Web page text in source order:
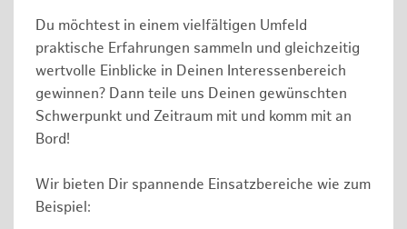
Du möchtest in einem vielfältigen Umfeld
praktische Erfahrungen sammeln und gleichzeitig
wertvolle Einblicke in Deinen Interessenbereich
gewinnen? Dann teile uns Deinen gewünschten
Schwerpunkt und Zeitraum mit und komm mit an
Bord!
Wir bieten Dir spannende Einsatzbereiche wie zum
Beispiel: